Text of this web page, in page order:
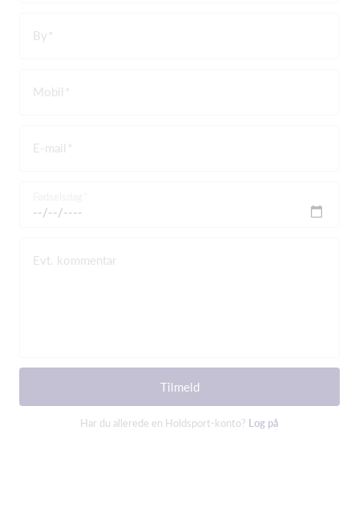
By
Mobil
E-mail
Evt. kommentar
Tilmeld
Har du allerede en Holdsport-konto? Log på